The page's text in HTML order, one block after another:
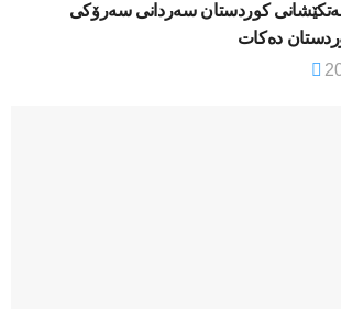
کوردستان سەردانی سەرۆکی
دەکات